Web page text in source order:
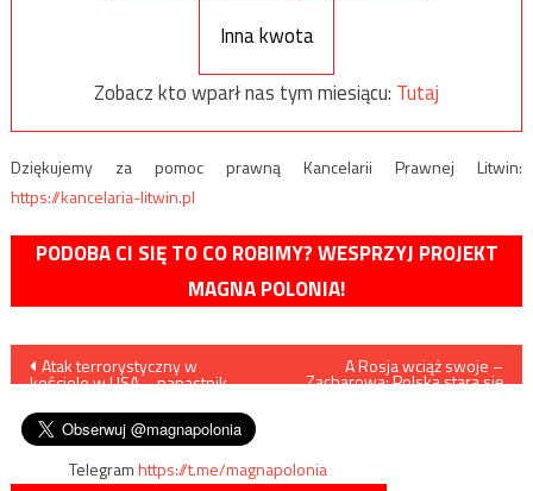
Inna kwota
Zobacz kto wparł nas tym miesiącu: Tutaj
Dziękujemy za pomoc prawną Kancelarii Prawnej Litwin:
https://kancelaria-litwin.pl
PODOBA CI SIĘ TO CO ROBIMY? WESPRZYJ PROJEKT
MAGNA POLONIA!
Nawigacja
wpisu
Atak terrorystyczny w
kościele w USA – napastnik
A Rosja wciąż swoje –
Zacharowa: Polska stara się
Telegramhttps://t.me/magnapolonia